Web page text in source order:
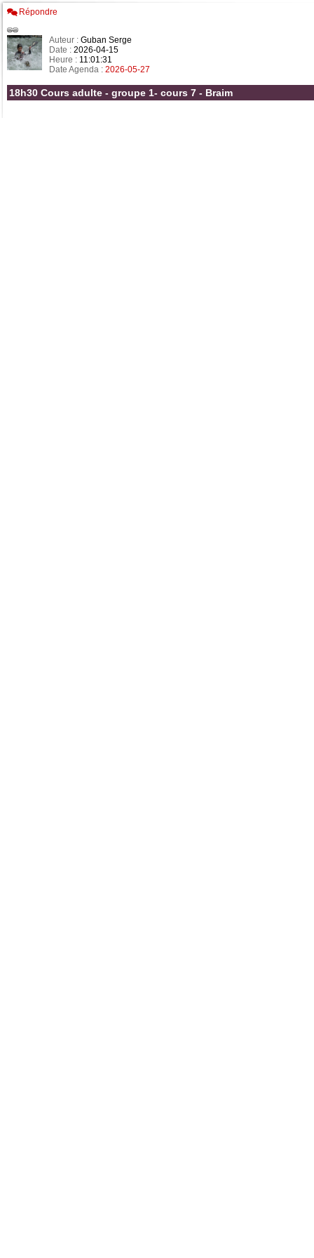
Répondre
Auteur : Guban Serge
Date : 2026-04-15
Heure : 11:01:31
Date Agenda : 2026-05-27
18h30 Cours adulte - groupe 1- cours 7 - Braim